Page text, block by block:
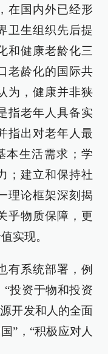
在国内外已经形
卫生组织先后提
和健康老龄化三
老龄化的国际共
为，健康并非狭
指老年人具备实
指出对老年人最
本生活需求；学
；建立和保持社
理论框架深刻揭
乎物质保障，更
实现。
有系统部署，例
“投资于物和投资
开发和人的全面
”，“积极应对人